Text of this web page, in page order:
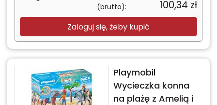
(brutto):
100,34 zł
Zaloguj się, żeby kupić
Playmobil
Wycieczka konna
na plażę z Amelią i